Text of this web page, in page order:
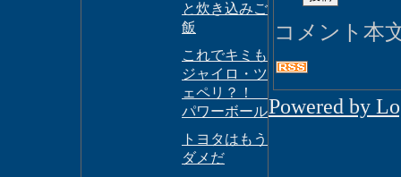
と炊き込みご
飯
これでキミも
ジャイロ・ツ
ェペリ？！
パワーボール
トヨタはもう
ダメだ
コメント本
Powered by